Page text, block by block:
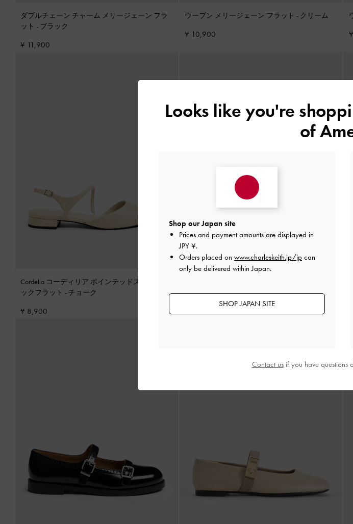
ダブルチェーン チャーム メリージェーン フラ
ット - ブラック
¥ 11,900
ウーブン メリージェーン フラット - クリーム
¥ 10,900
Cordelia コーディリア ポインテッドスリングバ
ックフラット - チョーク
¥ 8,900
ックフラット-ブラック
Looks like you're
of
Shop our Japan site
Prices and payment amounts are displayed in
JPY ¥.
Orders placed on www.charleskeith.jp/jp can
only be delivered within Japan.
SHOP JAPAN SITE
Contact usif you have questions